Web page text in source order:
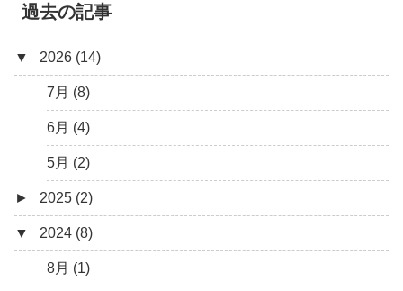
過去の記事
▼ 2026 (14)
7月 (8)
6月 (4)
5月 (2)
► 2025 (2)
12月 (1)
6月 (1)
▼ 2024 (8)
8月 (1)